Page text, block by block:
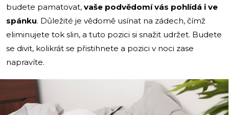
budete pamatovat, vaše podvědomí vás pohlídá i ve
spánku. Důležité je vědomě usínat na zádech, čímž
eliminujete tok slin, a tuto pozici si snažit udržet. Budete
se divit, kolikrát se přistihnete a pozici v noci zase
napravíte.